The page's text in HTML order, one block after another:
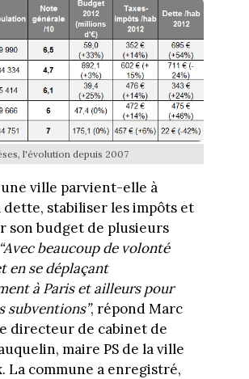
l'évolution depuis 2007
ville parvient-elle à
stabiliser les impôts et
son budget de plusieurs
“Avec beaucoup de volonté
en se déplaçant
à Paris et ailleurs pour
subventions”, répond Marc
directeur de cabinet de
maire PS de la ville
La commune a enregistré,